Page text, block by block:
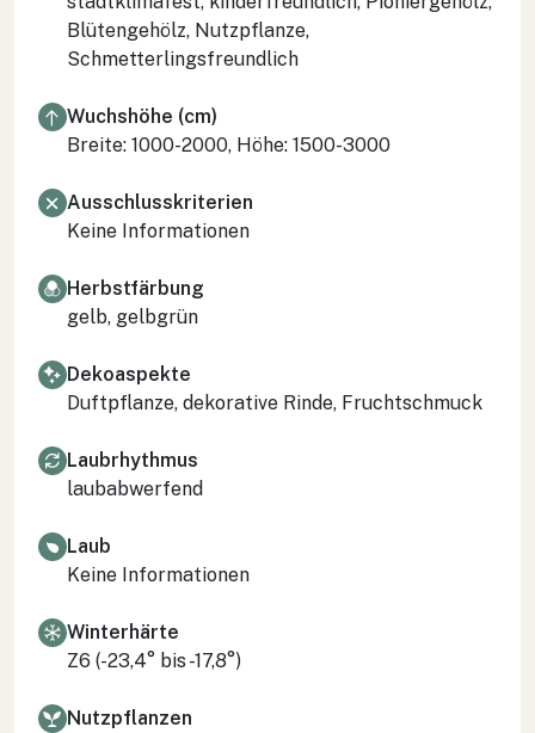
Blütengehölz, Nutzpflanze,
Schmetterlingsfreundlich
Wuchshöhe (cm)
Breite: 1000-2000, Höhe: 1500-3000
Ausschlusskriterien
Keine Informationen
Herbstfärbung
gelb, gelbgrün
Dekoaspekte
Duftpflanze, dekorative Rinde, Fruchtschmuck
Laubrhythmus
laubabwerfend
Laub
Keine Informationen
Winterhärte
Z6 (-23,4° bis -17,8°)
Nutzpflanzen